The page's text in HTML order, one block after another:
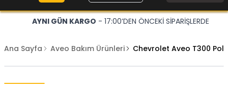
AYNI GÜN KARGO - 17:00’DEN ÖNCEKİ SİPARİŞLERDE
Ana Sayfa Aveo Bakım Ürünleri Chevrolet Aveo T300